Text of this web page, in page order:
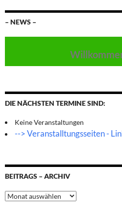
– NEWS –
Willkommen
DIE NÄCHSTEN TERMINE SIND:
Keine Veranstaltungen
--> Veranstalltungsseiten -
BEITRAGS – ARCHIV
Beitrags
–